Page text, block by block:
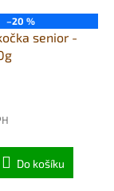
–20 %
senior -
Do košíku